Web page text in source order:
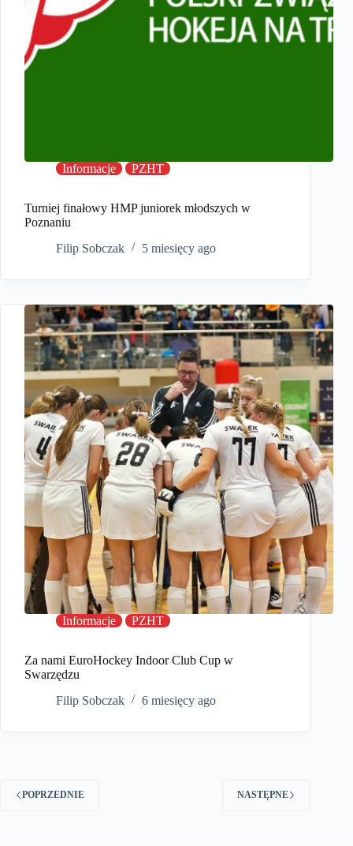
Informacje PZHT
Turniej finałowy HMP juniorek młodszych w
Poznaniu
Filip Sobczak
5 miesięcy ago
Informacje PZHT
Za nami EuroHockey Indoor Club Cup w
Swarzędzu
Filip Sobczak
6 miesięcy ago
POPRZEDNIE NASTĘPNE